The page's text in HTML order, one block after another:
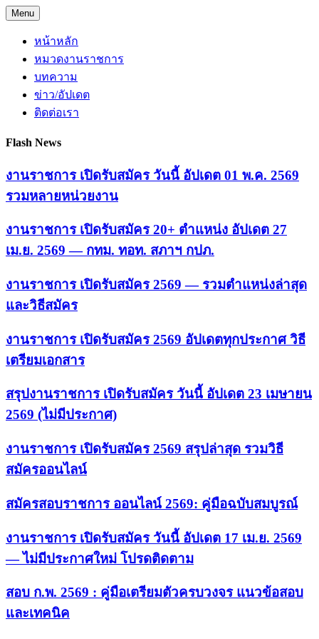
Skip
to
content
Menu
หน้าหลัก
หมวดงานราชการ
บทความ
ข่าว/อัปเดต
ติดต่อเรา
Flash News
งานราชการ เปิดรับสมัคร วันนี้ อัปเดต 01 พ.ค. 2569
รวมหลายหน่วยงาน
งานราชการ เปิดรับสมัคร 20+ ตำแหน่ง อัปเดต 27
เม.ย. 2569 — กทม. ทอท. สภาฯ กปภ.
งานราชการ เปิดรับสมัคร 2569 — รวมตำแหน่งล่าสุด
และวิธีสมัคร
งานราชการ เปิดรับสมัคร 2569 อัปเดตทุกประกาศ วิธี
เตรียมเอกสาร
สรุปงานราชการ เปิดรับสมัคร วันนี้ อัปเดต 23 เมษายน
2569 (ไม่มีประกาศ)
งานราชการ เปิดรับสมัคร 2569 สรุปล่าสุด รวมวิธี
สมัครออนไลน์
สมัครสอบราชการ ออนไลน์ 2569: คู่มือฉบับสมบูรณ์
งานราชการ เปิดรับสมัคร วันนี้ อัปเดต 17 เม.ย. 2569
— ไม่มีประกาศใหม่ โปรดติดตาม
สอบ ก.พ. 2569 : คู่มือเตรียมตัวครบวงจร แนวข้อสอบ
และเทคนิค